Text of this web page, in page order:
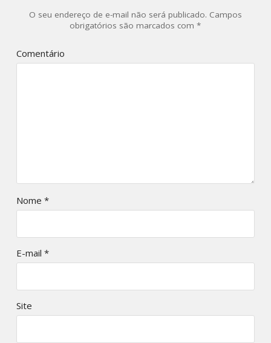
O seu endereço de e-mail não será publicado. Campos
obrigatórios são marcados com*
Comentário
Nome *
E-mail *
Site